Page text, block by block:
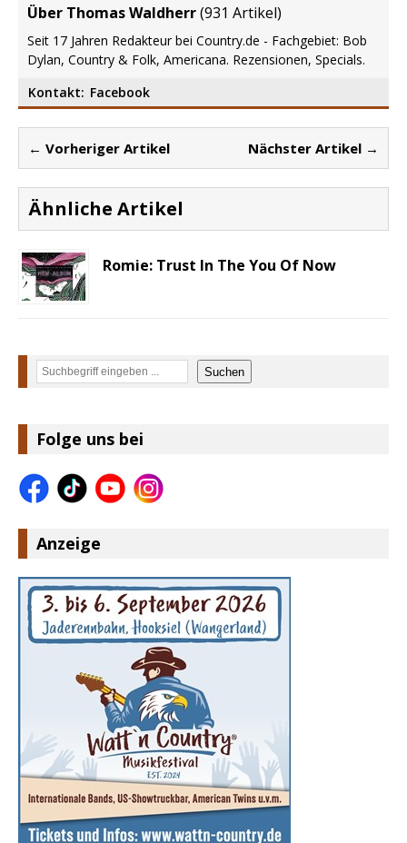
Über Thomas Waldherr(931 Artikel)
Seit 17 Jahren Redakteur bei Country.de - Fachgebiet: Bob
Dylan, Country & Folk, Americana. Rezensionen, Specials.
Kontakt: Facebook
← Vorheriger Artikel Nächster Artikel →
Ähnliche Artikel
Romie: Trust In The You Of Now
Suchen Suchen
Folge uns bei
Anzeige